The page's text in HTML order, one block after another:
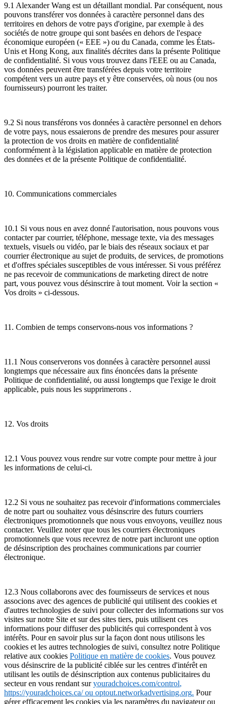
9.1 Alexander Wang est un détaillant mondial. Par conséquent, nous
pouvons transférer vos données à caractère personnel dans des
territoires en dehors de votre pays d'origine, par exemple à des
sociétés de notre groupe qui sont basées en dehors de l'espace
économique européen (« EEE ») ou du Canada, comme les États-
Unis et Hong Kong, aux finalités décrites dans la présente Politique
de confidentialité. Si vous vous trouvez dans l'EEE ou au Canada,
vos données peuvent être transférées depuis votre territoire
compétent vers un autre pays et y être conservées, où nous (ou nos
fournisseurs) pourront les traiter.
9.2 Si nous transférons vos données à caractère personnel en dehors
de votre pays, nous essaierons de prendre des mesures pour assurer
la protection de vos droits en matière de confidentialité
conformément à la législation applicable en matière de protection
des données et de la présente Politique de confidentialité.
10. Communications commerciales
10.1 Si vous nous en avez donné l'autorisation, nous pouvons vous
contacter par courrier, téléphone, message texte, via des messages
textuels, visuels ou vidéo, par le biais des réseaux sociaux et par
courrier électronique au sujet de produits, de services, de promotions
et d'offres spéciales susceptibles de vous intéresser. Si vous préférez
ne pas recevoir de communications de marketing direct de notre
part, vous pouvez vous désinscrire à tout moment. Voir la section «
Vos droits » ci-dessous.
11. Combien de temps conservons-nous vos informations ?
11.1 Nous conserverons vos données à caractère personnel aussi
longtemps que nécessaire aux fins énoncées dans la présente
Politique de confidentialité, ou aussi longtemps que l'exige le droit
applicable, puis nous les supprimerons .
12. Vos droits
12.1 Vous pouvez vous rendre sur votre compte pour mettre à jour
les informations de celui-ci.
12.2 Si vous ne souhaitez pas recevoir d'informations commerciales
de notre part ou souhaitez vous désinscrire des futurs courriers
électroniques promotionnels que nous vous envoyons, veuillez nous
contacter. Veuillez noter que tous les courriers électroniques
promotionnels que vous recevrez de notre part incluront une option
de désinscription des prochaines communications par courrier
électronique.
12.3 Nous collaborons avec des fournisseurs de services et nous
associons avec des agences de publicité qui utilisent des cookies et
d'autres technologies de suivi pour collecter des informations sur vos
visites sur notre Site et sur des sites tiers, puis utilisent ces
informations pour diffuser des publicités qui correspondent à vos
intérêts. Pour en savoir plus sur la façon dont nous utilisons les
cookies et les autres technologies de suivi, consultez notre Politique
relative aux cookies Politique en matière de cookies. Vous pouvez
vous désinscrire de la publicité ciblée sur les centres d'intérêt en
utilisant les outils de désinscription aux contenus publicitaires du
secteur en vous rendant suryouradchoices.com/control,
https://youradchoices.ca/ ou optout.networkadvertising.org. Pour
gérer efficacement les cookies via les paramètres du navigateur ou